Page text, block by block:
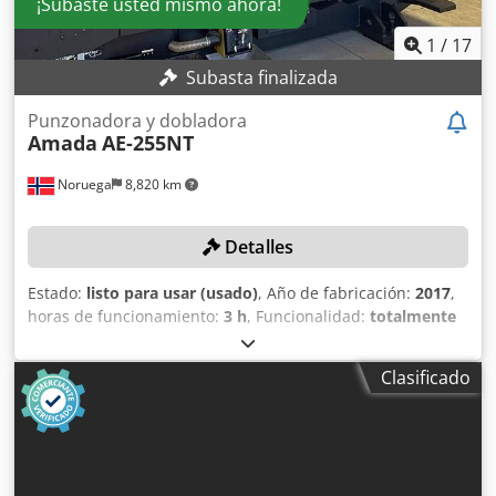
1 / 17
Subasta finalizada
Noruega 8,820 km
Punzonadora y dobladora
Amada AE-255NT
Detalles
Estado: listo para usar (usado), Año de fabricación: 2017,
horas de funcionamiento: 3 h, Funcionalidad: totalmente
, fuerza de prensado:
1,250 mm, recorrido del eje Y:1,270 mm, espesor de
chapa (máx.):
, ¡Sin precio
mínimo! ¡Venta garantizada al mejor postor! Máquina
procedente de un taller de formación con solo 3 horas de
Clasificado